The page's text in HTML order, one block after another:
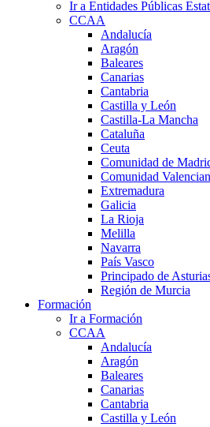
Ir a Entidades Públicas
CCAA
Andalucía
Aragón
Baleares
Canarias
Cantabria
Castilla y León
Castilla-La Mancha
Cataluña
Ceuta
Comunidad de
Comunidad
Extremadura
Galicia
La Rioja
Melilla
Navarra
País Vasco
Principado de
Región de Murcia
Formación
Ir a Formación
CCAA
Andalucía
Aragón
Baleares
Canarias
Cantabria
Castilla y León